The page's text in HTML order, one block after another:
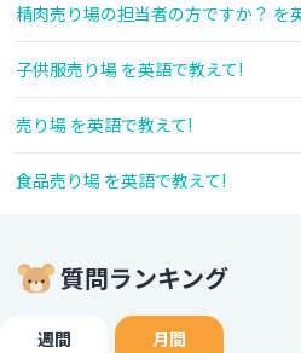
精肉売り場の担当者の方ですか？ を
子供服売り場 を英語で教えて!
売り場 を英語で教えて!
食品売り場 を英語で教えて!
質問ランキング
週間 月間